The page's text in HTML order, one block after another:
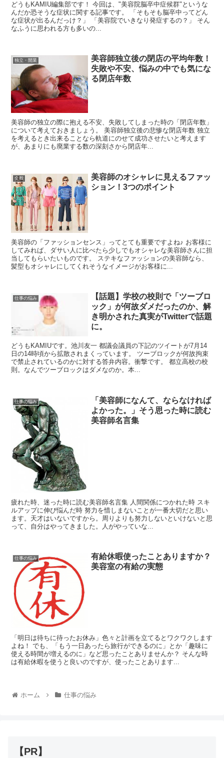
どうもKAMIU編集部です！ 今回は、"美容院脳卒中症候群"というな
んだか恐そうな症状に関する記事です。 「そもそも脳卒中ってどん
な症状が出るんだっけ？」 「美容院でいきなり発症するの？」 そん
なふうに思われる方も多いの...
独立・開業
美容師独立後の閉店の平均年数！
失敗や不安、悩みの中でも気にな
る閉店年数
美容師の独立の際に抱える不安、失敗してしまった時の「閉店年数」
について考えておきましょう。 美容師独立後の悲惨な閉店年数 独立
を考えるとき出来ることなら軌道にのせて成功させたいと考えます
が、あまりにも廃業する数の深刻さから閉店年...
全般
美容師のオシャレに見えるファッ
ション！3つのポイント
美容師の「ファッションセンス」ってとても重要ですよね♪ お客様に
してみれば、ダサい人に比べたら少しでもオシャレな美容師さんに担
当してもらいたいものです。 ステキなファッションの美容師なら、
髪型もオシャレにしてくれそうなイメージがお客様に...
仕事の悩み
【話題】学校の校則で「ツーブロ
ック」が何故ダメだったのか、解
き明かされた真実がTwitterで話題
に。
どうもKAMIUです。池川友一 都議会議員の下記のツイートが7月14
日の14時頃から拡散されまくっています。 ツーブロックが何故拘束
で禁止されているのかに対する答弁内容。衝撃です。 都立高校の校
則。なんでツーブロックはダメなのか。本...
仕事の悩み
「美容師になんて、ならなければ
よかった。」そう思った時に読む
美容師名言集
疲れた時、迷った時に読む美容師名言集 人間関係につかれた時 スキ
ルアップに伸び悩んだ時 努力を惜しまないことが一番大切だと思い
ます。天才はいないですから。周りよりも努力しないといけないと思
って、自分はやってきました。人がやっていな...
仕事の悩み
有給休暇使ったことありますか？
美容室の有給の実態
「明日は待ちに待ったお休み」色々と計画を立てるとワクワクします
よね！ でも、「もう一日あったら旅行ができるのに」とか「趣味に
使える時間が増えるのに」など思ったことありませんか？ そんな時
は有給休暇を使うと良いのですが、使ったことあります...
ホーム 仕事の悩み
【PR】